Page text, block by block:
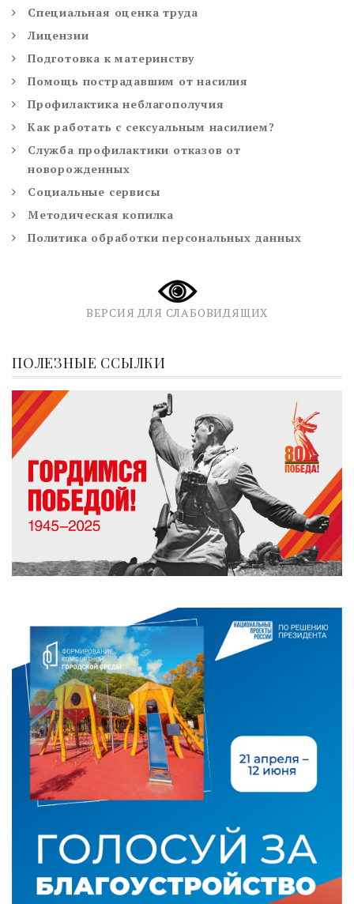
Специальная оценка труда
Лицензии
Подготовка к материнству
Помощь пострадавшим от насилия
Профилактика неблагополучия
Как работать с сексуальным насилием?
Служба профилактики отказов от
новорожденных
Социальные сервисы
Методическая копилка
Политика обработки персональных данных
ВЕРСИЯ ДЛЯ СЛАБОВИДЯЩИХ
ПОЛЕЗНЫЕ ССЫЛКИ